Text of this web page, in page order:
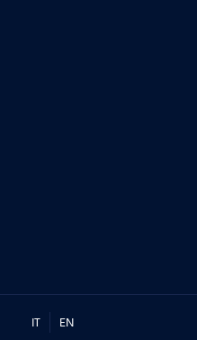
IT EN